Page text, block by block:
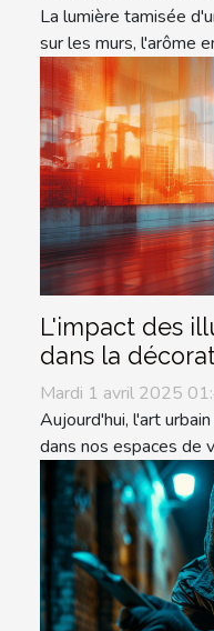
La lumière tamisée
sur les murs, l'arôme
L'impact des
dans la
Mardi 1 avril 2025
Aujourd'hui, l'art
dans nos espaces de